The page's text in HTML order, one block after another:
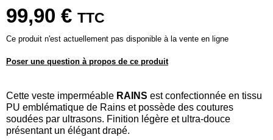
99,90 € TTC
Ce produit n'est actuellement pas disponible à la vente en ligne
Poser une question à propos de ce produit
Cette veste imperméable RAINS est confectionnée en tissu
PU emblématique de Rains et possède des coutures
soudées par ultrasons. Finition légère et ultra-douce
présentant un élégant drapé.